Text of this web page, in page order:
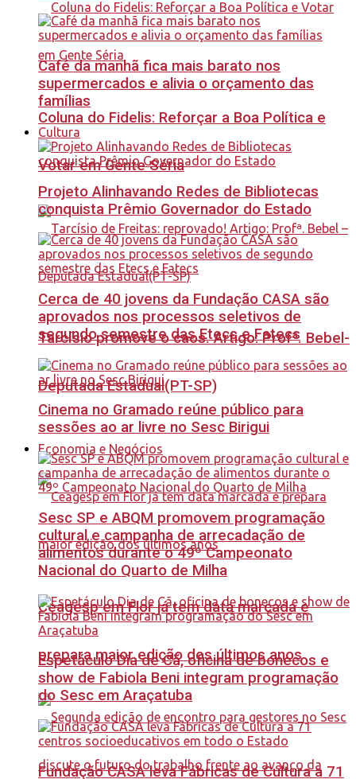
Coluna do Fidelis: Reforçar a Boa Política e
Votar em Gente Séria
Tarcísio promove o caos. Artigo: Profª. Bebel-
Deputada Estadual(PT-SP)
Economia e Negócios
Ceagesp em Flor já tem data marcada e
prepara maior edição dos últimos anos
Café da manhã fica mais barato nos
supermercados e alivia o orçamento das
famílias
Cultura
Projeto Alinhavando Redes de Bibliotecas
conquista Prêmio Governador do Estado
Cerca de 40 jovens da Fundação CASA são
aprovados nos processos seletivos de
segundo semestre das Etecs e Fatecs
Cinema no Gramado reúne público para
sessões ao ar livre no Sesc Birigui
Sesc SP e ABQM promovem programação
cultural e campanha de arrecadação de
alimentos durante o 49º Campeonato
Nacional do Quarto de Milha
Espetáculo Dia de Cã, oficina de bonecos e
show de Fabiola Beni integram programação
do Sesc em Araçatuba
Fundação CASA leva Fábricas de Cultura a 71